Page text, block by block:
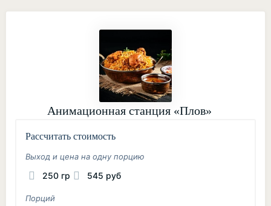
Анимационная станция «Плов»
Рассчитать стоимость
Выход и цена на одну порцию
250 гр 545 руб
Порций